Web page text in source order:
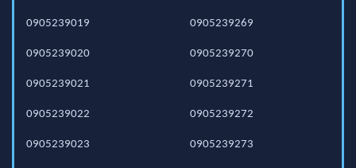
0905239019
0905239020
0905239021
0905239022
0905239023
0905239269
0905239270
0905239271
0905239272
0905239273